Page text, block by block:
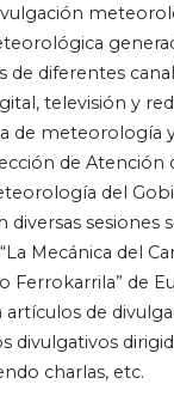
de diferentes
televisión y
de meteorología
de Atención
del
diversas sesiones
Mecánica del
Ferrokarrila” de
artículos de
divulgativos
charlas, etc.